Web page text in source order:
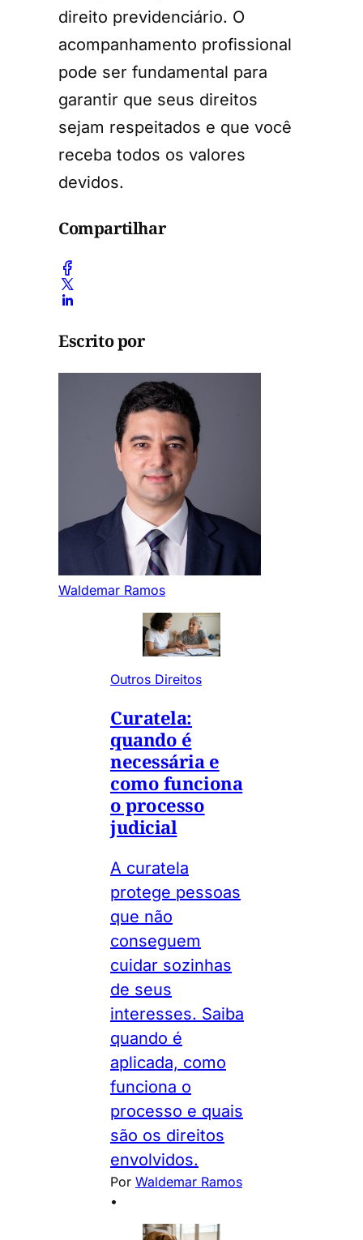
direito previdenciário. O
acompanhamento profissional
pode ser fundamental para
garantir que seus direitos
sejam respeitados e que você
receba todos os valores
devidos.
Compartilhar
Escrito por
Waldemar Ramos
Outros Direitos
Curatela:
quando é
necessária e
como funciona
o processo
judicial
A curatela
protege pessoas
que não
conseguem
cuidar sozinhas
de seus
interesses. Saiba
quando é
aplicada, como
funciona o
processo e quais
são os direitos
envolvidos.
Por Waldemar Ramos
•